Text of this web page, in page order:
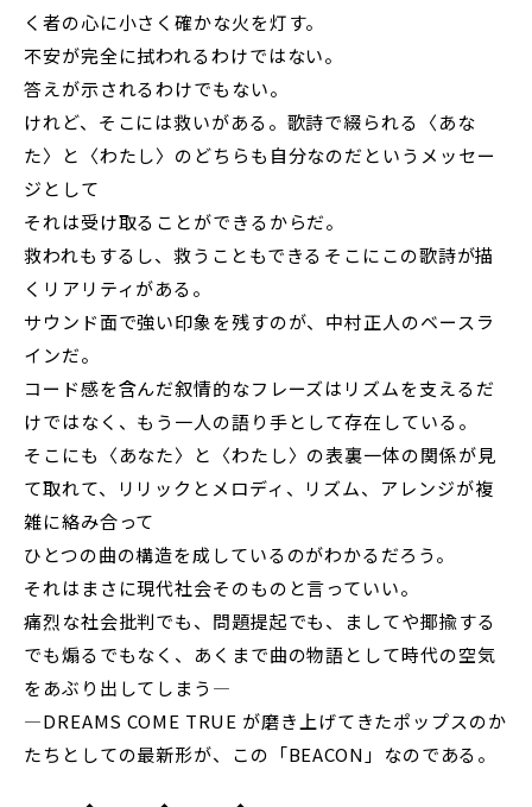
く者の⼼に⼩さく確かな⽕を灯す。
不安が完全に拭われるわけではない。
答えが⽰されるわけでもない。
けれど、そこには救いがある。歌詩で綴られる〈あな
た〉と〈わたし〉のどちらも⾃分なのだというメッセー
ジとして
それは受け取ることができるからだ。
救われもするし、救うこともできる――そこにこの歌詩が描
くリアリティがある。
サウンド⾯で強い印象を残すのが、中村正⼈のベースラ
インだ。
コード感を含んだ叙情的なフレーズはリズムを⽀えるだ
けではなく、もう⼀⼈の語り⼿として存在している。
そこにも〈あなた〉と〈わたし〉の表裏⼀体の関係が⾒
て取れて、リリックとメロディ、リズム、アレンジが複
雑に絡み合って
ひとつの曲の構造を成しているのがわかるだろう。
それはまさに現代社会そのものと⾔っていい。
痛烈な社会批判でも、問題提起でも、ましてや揶揄する
でも煽るでもなく、あくまで曲の物語として時代の空気
をあぶり出してしまう―
―DREAMS COME TRUE が磨き上げてきたポップスのか
たちとしての最新形が、この「BEACON」なのである。